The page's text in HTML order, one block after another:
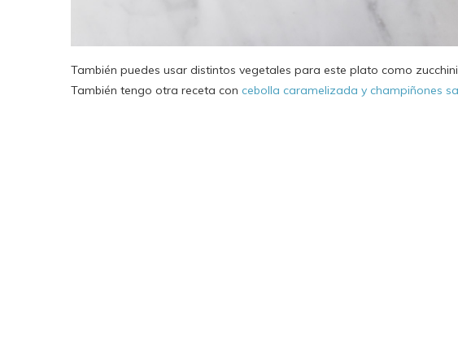
También puedes usar distintos vegetales para este plato como
También tengo otra receta con cebolla caramelizada y champiñones